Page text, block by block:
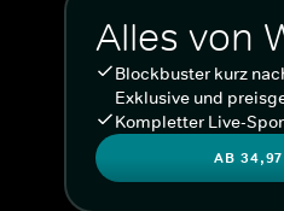
Alles von
Blockbuster kurz
Exklusive und
Kompletter Live-
AB